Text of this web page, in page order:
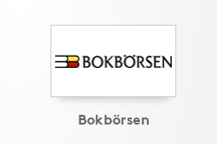
Bokbörsen